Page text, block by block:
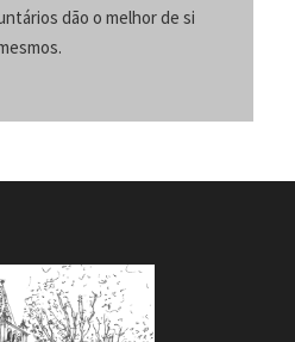
dão o melhor de si